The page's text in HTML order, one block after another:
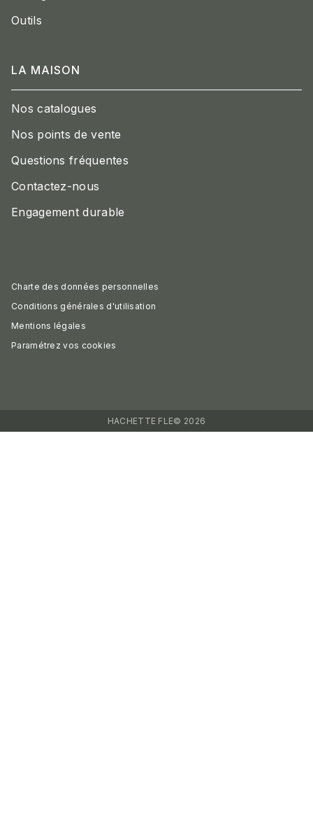
Outils
LA MAISON
Nos catalogues
Nos points de vente
Questions fréquentes
Contactez-nous
Engagement durable
Charte des données personnelles
Conditions générales d'utilisation
Mentions légales
Paramétrez vos cookies
HACHETTE FLE© 2026